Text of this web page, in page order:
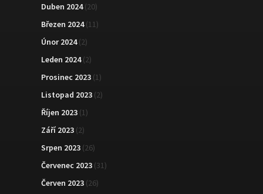
Duben 2024(20)
Březen 2024(11)
Únor 2024(2)
Leden 2024(2)
Prosinec 2023 (1)
Listopad 2023 (2)
Říjen 2023 (1)
Září 2023 (2)
Srpen 2023 (26)
Červenec 2023 (31)
Červen 2023 (26)